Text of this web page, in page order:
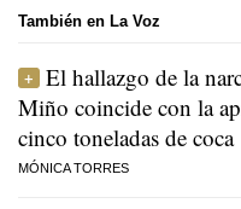
También en La Voz
El hallazgo de la
Miño coincide con la
cinco toneladas de coca
MÓNICA TORRES